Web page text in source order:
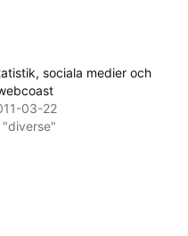
sociala medier och
03-22
"diverse"